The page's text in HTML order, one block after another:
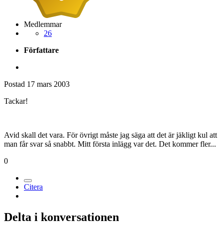
Medlemmar
26
Författare
Postad 17 mars 2003
Tackar!
Avid skall det vara. För övrigt måste jag säga att det är jäkligt kul att
man får svar så snabbt. Mitt första inlägg var det. Det kommer fler...
0
Citera
Delta i konversationen